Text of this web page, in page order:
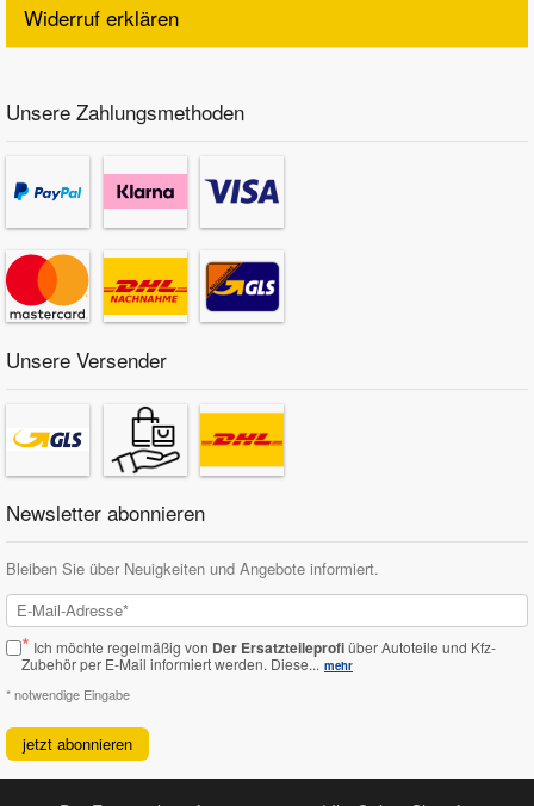
Widerruf erklären
Unsere Zahlungsmethoden
Unsere Versender
Newsletter abonnieren
Bleiben Sie über Neuigkeiten und Angebote informiert.
* Ich möchte regelmäßig von Der Ersatzteileprofiüber Autoteile und Kfz-
Zubehör per E-Mail informiert werden. Diese... mehr
* notwendige Eingabe
jetzt abonnieren